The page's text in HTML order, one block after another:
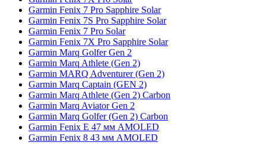
Garmin Fenix 7 Pro Sapphire Solar
Garmin Fenix 7S Pro Sapphire Solar
Garmin Fenix 7 Pro Solar
Garmin Fenix 7X Pro Sapphire Solar
Garmin Marq Golfer Gen 2
Garmin Marq Athlete (Gen 2)
Garmin MARQ Adventurer (Gen 2)
Garmin Marq Captain (GEN 2)
Garmin Marq Athlete (Gen 2) Carbon
Garmin Marq Aviator Gen 2
Garmin Marq Golfer (Gen 2) Carbon
Garmin Fenix E 47 мм AMOLED
Garmin Fenix 8 43 мм AMOLED